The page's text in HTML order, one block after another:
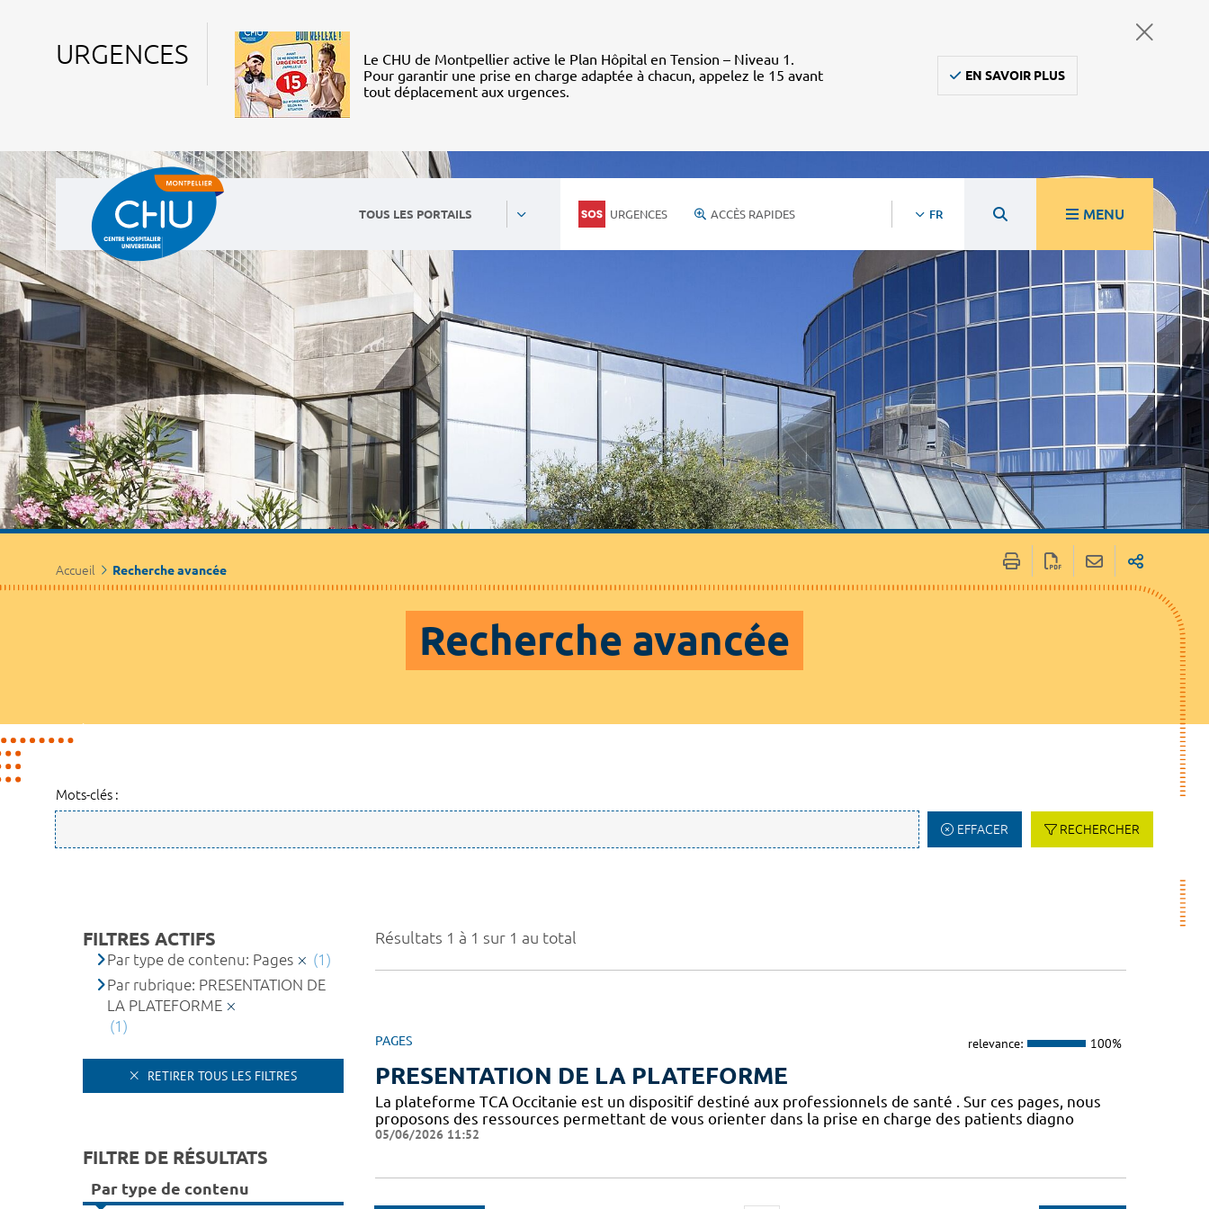
URGENCES
Le CHU de Montpellier active le Plan Hôpital en Tension – Niveau 1.
Pour garantir une prise en charge adaptée à chacun, appelez le 15 avant
tout déplacement aux urgences.
EN SAVOIR PLUS
TOUS LES PORTAILS URGENCES ACCÈS RAPIDES FR MENU
Accueil Recherche avancée
Recherche avancée
Mots-clés :
EFFACER RECHERCHER
Résultats 1 à 1 sur 1 au total
PAGES relevance: 100%
PRESENTATION DE LA PLATEFORME
La plateforme TCA Occitanie est un dispositif destiné aux professionnels de santé . Sur ces pages, nous
proposons des ressources permettant de vous orienter dans la prise en charge des patients diagno
05/06/2026 11:52
FILTRES ACTIFS
Par type de contenu: Pages
(1)
Par rubrique: PRESENTATION DE
LA PLATEFORME
(1)
RETIRER TOUS LES FILTRES
FILTRE DE RÉSULTATS
Par type de contenu